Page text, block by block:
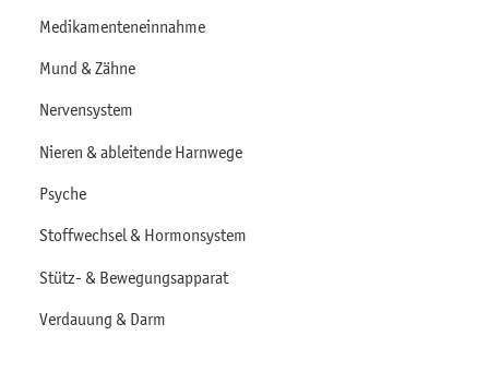
Medikamenteneinnahme
Mund & Zähne
Nervensystem
Nieren & ableitende Harnwege
Psyche
Stoffwechsel & Hormonsystem
Stütz- & Bewegungsapparat
Verdauung & Darm